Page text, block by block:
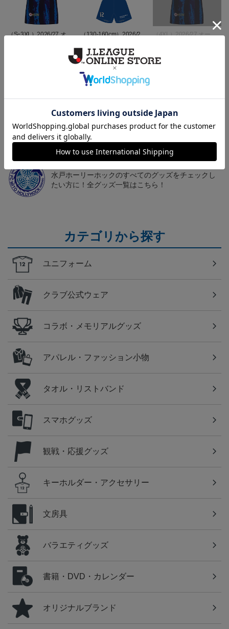
（Sｰ3XL）2026/27 オー
（130-160cm）2026/27
t
（4XL）2026/27 オーセ
水戸
こだわりのデザインに注目！タオルマフラーは応援
の必須アイテム！
水戸ホーリーホックのすべてのグッズをチェックし
たい方に！全グッズ一覧はこちら！
カテゴリから探す
ユニフォーム
クラブ公式ウェア
コラボ・メモリアルグッズ
アパレル・ファッション小物
タオル・リストバンド
スマホグッズ
観戦・応援グッズ
キーホルダー・アクセサリー
文房具
バラエティグッズ
書籍・DVD・カレンダー
オリジナルブランド